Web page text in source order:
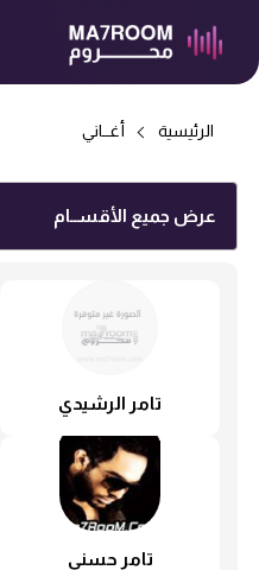
الرئيسية أغــاني
عرض جميع الأقســام
تامر الرشيدي
تامر حسني